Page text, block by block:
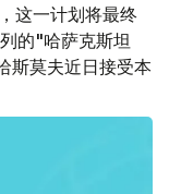
这一计划将最终
的"哈萨克斯坦
斯莫夫近日接受本